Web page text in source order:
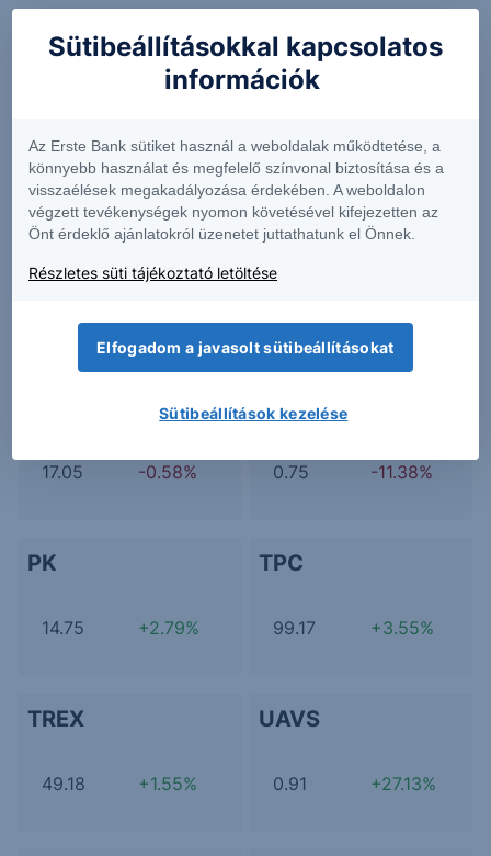
2.08 -2.12%
GL
183.76 -1.21%
GTLS
17.05 -0.58%
NRDY
0.75 -11.38%
PK
14.75 +2.79%
TPC
99.17 +3.55%
TREX
49.18 +1.55%
UAVS
0.91 +27.13%
Sütibeállításokkal kapcsolatos
információk
Az Erste Bank sütiket használ a weboldalak működtetése, a
könnyebb használat és megfelelő színvonal biztosítása és a
visszaélések megakadályozása érdekében. A weboldalon
végzett tevékenységek nyomon követésével kifejezetten az
Önt érdeklő ajánlatokról üzenetet juttathatunk el Önnek.
Részletes süti tájékoztató letöltése
Elfogadom a javasolt sütibeállításokat
Sütibeállítások kezelése